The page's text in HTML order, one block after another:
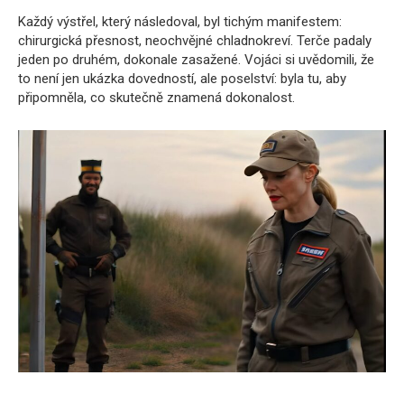
Každý výstřel, který následoval, byl tichým manifestem:
chirurgická přesnost, neochvějné chladnokreví. Terče padaly
jeden po druhém, dokonale zasažené. Vojáci si uvědomili, že
to není jen ukázka dovedností, ale poselství: byla tu, aby
připomněla, co skutečně znamená dokonalost.